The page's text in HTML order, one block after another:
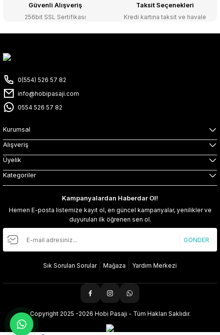
Güvenli Alışveriş
256bit SSL Sertifikası
Taksit Seçenekleri
Kredi kartına taksit ve havale
0(554) 526 57 82
info@hobipasaji.com
0554 526 57 82
Kurumsal
Alışveriş
Üyelik
Kategoriler
Kampanyalardan Haberdar Ol!
Hemen E-posta listemize kayıt ol, en güncel kampanyalar, yenilikler ve
duyuruları ilk öğrenen sen ol.
GÖNDER
Sık Sorulan Sorular Mağaza Yardım Merkezi
Copyright 2025 -2026 Hobi Pasajı - Tüm Hakları Saklıdır.